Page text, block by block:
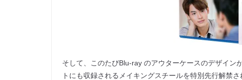
そして、このたびBlu-ray のアウターケースのデザイン
トにも収録されるメイキングスチールを特別先⾏解禁